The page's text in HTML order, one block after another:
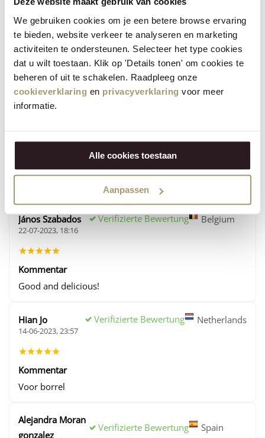
We gebruiken cookies om je een betere browse ervaring
te bieden, website verkeer te analyseren en marketing
activiteiten te ondersteunen. Selecteer het type cookies
dat u wilt toestaan. Klik op 'Details tonen' om cookies te
beheren of uit te schakelen. Raadpleeg onze
cookieverklaring en privacyverklaring voor meer
informatie.
Alle cookies toestaan
Aanpassen
Verifizierte Bewertung
States
15-03-2024, 20:50
Kommentar
This is our family's new favorite cheese!
30-12-2023, 15:26
Kommentar
János Szabados Verifizierte Bewertung Belgium
22-07-2023, 18:16
Kommentar
Good and delicious!
Hian Jo Verifizierte Bewertung Netherlands
14-06-2023, 23:57
Kommentar
Voor borrel
Alejandra Moran
gonzalez
Verifizierte Bewertung Spain